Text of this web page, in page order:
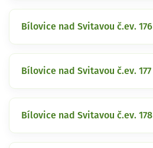
Bílovice nad Svitavou č.ev. 176
Bílovice nad Svitavou č.ev. 177
Bílovice nad Svitavou č.ev. 178